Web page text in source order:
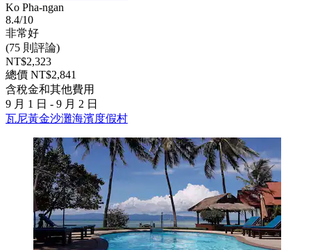
Ko Pha-ngan
8.4/10
非常好
(75 則評論)
NT$2,323
總價 NT$2,841
含稅金和其他費用
9 月 1 日 - 9 月 2 日
瓦尼黃金沙灘海濱度假村